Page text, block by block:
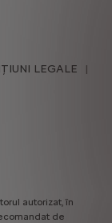
LEGALE
autorizat, în
de